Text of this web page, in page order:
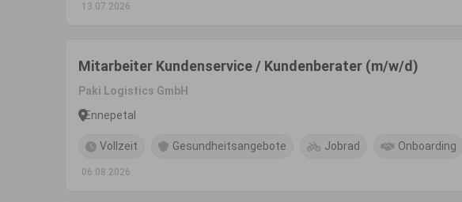
13.07.2026
Mitarbeiter Kundenservice / Kundenberater (m/w/d)
Paki Logistics GmbH
Ennepetal
Vollzeit Gesundheitsangebote Jobrad Onboarding
06.08.2026